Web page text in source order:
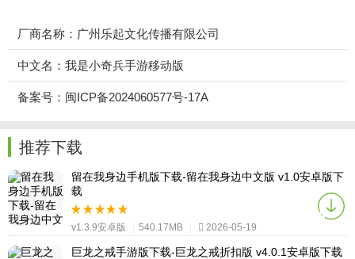
厂商名称：广州乐起文化传播有限公司
中文名：我是小奇兵手游移动版
备案号：闽ICP备2024060577号-17A
推荐下载
留在我身边手机版下载-留在我身边中文版 v1.0安卓版下
载
v1.3.9安卓版 540.17MB 2026-05-19
巨龙之戒手游版下载-巨龙之戒折扣版 v4.0.1安卓版下载